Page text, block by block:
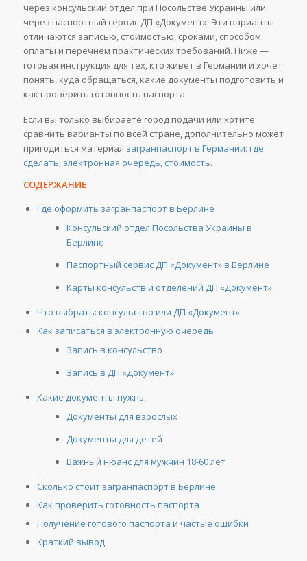
через консульский отдел при Посольстве Украины или
через паспортный сервис ДП «Документ». Эти варианты
отличаются записью, стоимостью, сроками, способом
оплаты и перечнем практических требований. Ниже —
готовая инструкция для тех, кто живет в Германии и хочет
понять, куда обращаться, какие документы подготовить и
как проверить готовность паспорта.
Если вы только выбираете город подачи или хотите
сравнить варианты по всей стране, дополнительно может
пригодиться материал загранпаспорт в Германии: где
сделать, электронная очередь, стоимость.
СОДЕРЖАНИЕ
Где оформить загранпаспорт в Берлине
Консульский отдел Посольства Украины в
Берлине
Паспортный сервис ДП «Документ» в Берлине
Карты консульств и отделений ДП «Документ»
Что выбрать: консульство или ДП «Документ»
Как записаться в электронную очередь
Запись в консульство
Запись в ДП «Документ»
Какие документы нужны
Документы для взрослых
Документы для детей
Важный нюанс для мужчин 18-60 лет
Сколько стоит загранпаспорт в Берлине
Как проверить готовность паспорта
Получение готового паспорта и частые ошибки
Краткий вывод